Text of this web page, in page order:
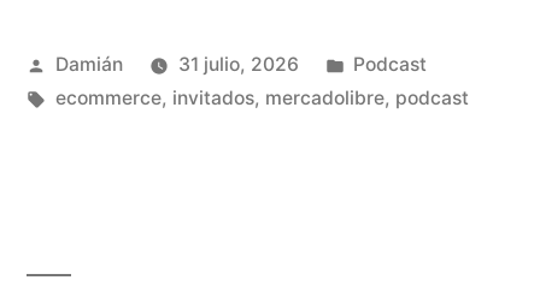
Epelbaum»
Publicado
por
Damián 31 julio, 2026
Publicado
en
Podcast
Etiquetas:
ecommerce, invitados, mercadolibre, podcast